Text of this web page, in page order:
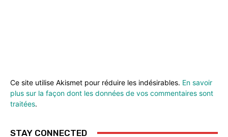
Ce site utilise Akismet pour réduire les indésirables. En savoir
plus sur la façon dont les données de vos commentaires sont
traitées.
STAY CONNECTED